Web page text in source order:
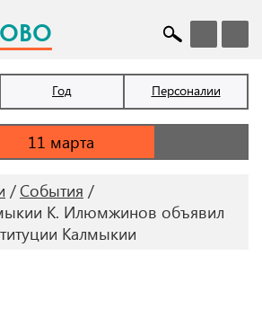
Год Персоналии
События
К. Илюмжинов объявил
Калмыкии